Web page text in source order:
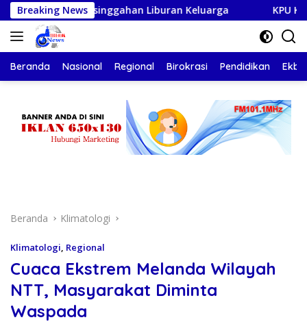
Langsung
ke
konten
Breaking News
Persinggahan Liburan Keluarga KPU Kota
Beranda Nasional Regional Birokrasi Pendidikan Ekbis
Beranda Klimatologi
Klimatologi, Regional
Cuaca Ekstrem Melanda Wilayah
NTT, Masyarakat Diminta
Waspada